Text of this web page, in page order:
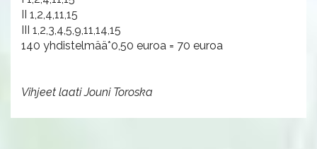
II 1,2,4,11,15
III 1,2,3,4,5,9,11,14,15
140 yhdistelmää*0,50 euroa = 70 euroa
Vihjeet laati Jouni Toroska